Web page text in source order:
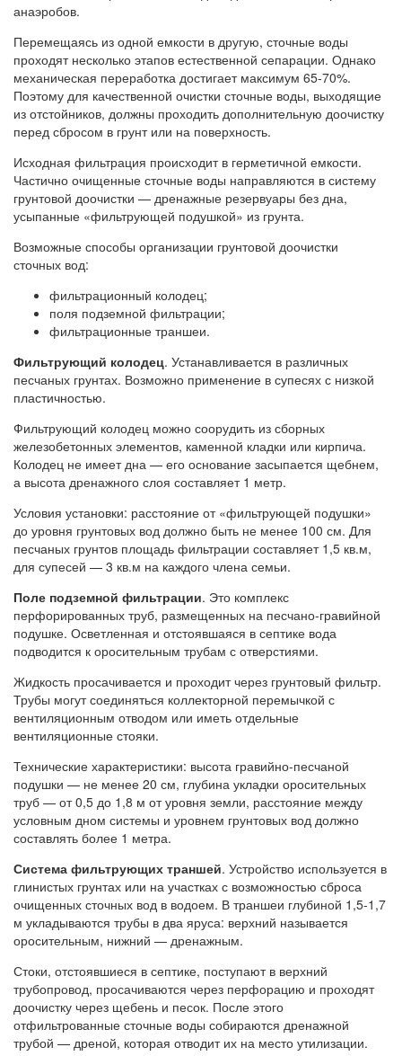
анаэробов.
Перемещаясь из одной емкости в другую, сточные воды
проходят несколько этапов естественной сепарации. Однако
механическая переработка достигает максимум 65-70%.
Поэтому для качественной очистки сточные воды, выходящие
из отстойников, должны проходить дополнительную доочистку
перед сбросом в грунт или на поверхность.
Исходная фильтрация происходит в герметичной емкости.
Частично очищенные сточные воды направляются в систему
грунтовой доочистки — дренажные резервуары без дна,
усыпанные «фильтрующей подушкой» из грунта.
Возможные способы организации грунтовой доочистки
сточных вод:
фильтрационный колодец;
поля подземной фильтрации;
фильтрационные траншеи.
Фильтрующий колодец. Устанавливается в различных
песчаных грунтах. Возможно применение в супесях с низкой
пластичностью.
Фильтрующий колодец можно соорудить из сборных
железобетонных элементов, каменной кладки или кирпича.
Колодец не имеет дна — его основание засыпается щебнем,
а высота дренажного слоя составляет 1 метр.
Условия установки: расстояние от «фильтрующей подушки»
до уровня грунтовых вод должно быть не менее 100 см. Для
песчаных грунтов площадь фильтрации составляет 1,5 кв.м,
для супесей — 3 кв.м на каждого члена семьи.
Поле подземной фильтрации. Это комплекс
перфорированных труб, размещенных на песчано-гравийной
подушке. Осветленная и отстоявшаяся в септике вода
подводится к оросительным трубам с отверстиями.
Жидкость просачивается и проходит через грунтовый фильтр.
Трубы могут соединяться коллекторной перемычкой с
вентиляционным отводом или иметь отдельные
вентиляционные стояки.
Технические характеристики: высота гравийно-песчаной
подушки — не менее 20 см, глубина укладки оросительных
труб — от 0,5 до 1,8 м от уровня земли, расстояние между
условным дном системы и уровнем грунтовых вод должно
составлять более 1 метра.
Система фильтрующих траншей. Устройство используется в
глинистых грунтах или на участках с возможностью сброса
очищенных сточных вод в водоем. В траншеи глубиной 1,5-1,7
м укладываются трубы в два яруса: верхний называется
оросительным, нижний — дренажным.
Стоки, отстоявшиеся в септике, поступают в верхний
трубопровод, просачиваются через перфорацию и проходят
доочистку через щебень и песок. После этого
отфильтрованные сточные воды собираются дренажной
трубой — дреной, которая отводит их на место утилизации.